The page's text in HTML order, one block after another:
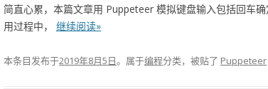
简直心累，本篇文章用 Puppeteer 模拟键盘输入包括回车
用过程中，
继续阅读»
本条目发布于2019年8月5日。属于编程分类，被贴了 Puppeteer